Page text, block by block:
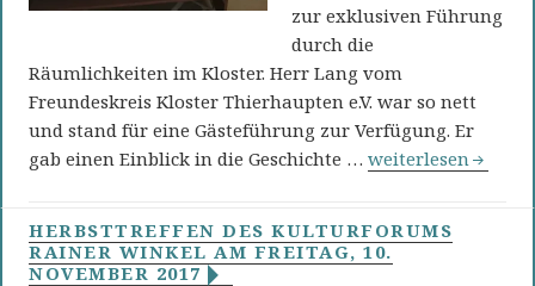
zur exklusiven Führung
durch die
Räumlichkeiten im Kloster. Herr Lang vom
Freundeskreis Kloster Thierhaupten e.V. war so nett
und stand für eine Gästeführung zur Verfügung. Er
gab einen Einblick in die Geschichte …Besichtigung und
weiterlesen
HERBSTTREFFEN DES KULTURFORUMS
RAINER WINKEL AM FREITAG, 10.
NOVEMBER 2017